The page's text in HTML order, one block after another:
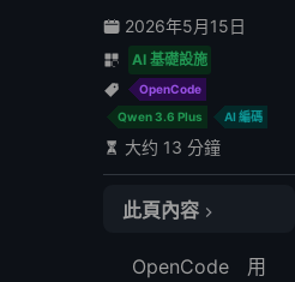
2026年5月15日
AI 基礎設施
OpenCode
Qwen 3.6 Plus
AI 編碼
大约 13 分鐘
此頁內容
OpenCode 用